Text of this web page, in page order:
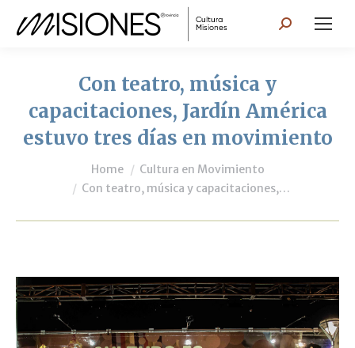
Search:
Con teatro, música y
capacitaciones, Jardín América
estuvo tres días en movimiento
You are here:Home
Cultura en Movimiento
Con teatro, música y capacitaciones,…